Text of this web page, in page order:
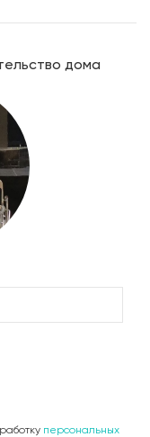
дома
персональных